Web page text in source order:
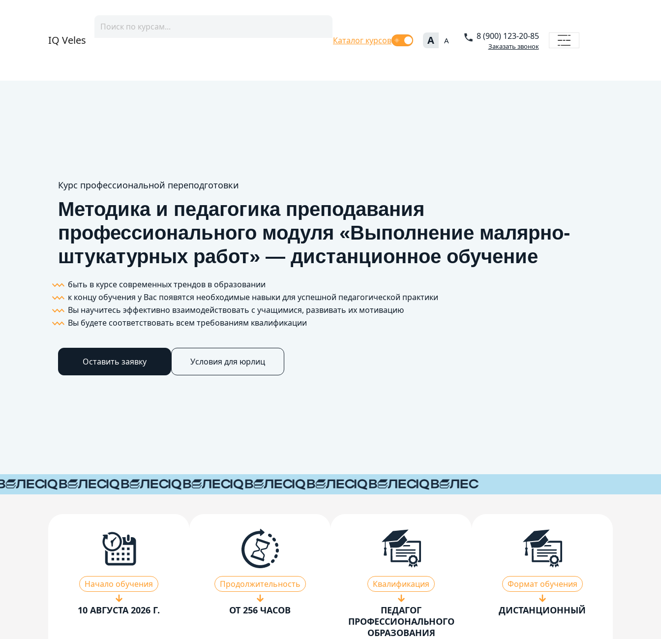
IQ Veles Каталог курсов A A 8 (900) 123-20-85
Заказать звонок
Курс профессиональной переподготовки
Методика и педагогика преподавания
профессионального модуля «Выполнение малярно-
штукатурных работ» — дистанционное обучение
быть в курсе современных трендов в образовании
к концу обучения у Вас появятся необходимые навыки для успешной педагогической практики
Вы научитесь эффективно взаимодействовать с учащимися, развивать их мотивацию
Вы будете соответствовать всем требованиям квалификации
Оставить заявку Условия для юрлиц
Начало обучения
10 АВГУСТА 2026 Г.
Продолжительность
ОТ 256 ЧАСОВ
Квалификация
ПЕДАГОГ
ПРОФЕССИОНАЛЬНОГО
ОБРАЗОВАНИЯ
Формат обучения
ДИСТАНЦИОННЫЙ